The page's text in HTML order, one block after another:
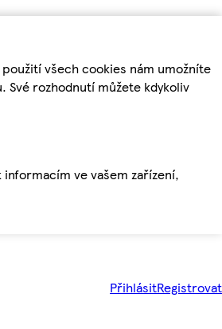
všech cookies nám umožníte
Své rozhodnutí můžete kdykoliv
ve vašem zařízení,
PřihlásitRegistrovat